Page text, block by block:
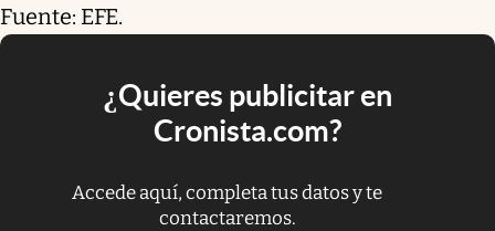
Fuente: EFE.
¿Quieres publicitar en
Cronista.com?
Accede aquí, completa tus datos y te
contactaremos.